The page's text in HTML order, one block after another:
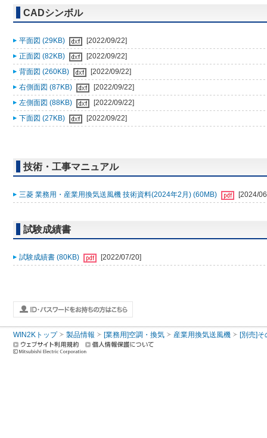
CADシンボル
平面図 (29KB)
[2022/09/22]
正面図 (82KB)
[2022/09/22]
背面図 (260KB)
[2022/09/22]
右側面図 (87KB)
[2022/09/22]
左側面図 (88KB)
[2022/09/22]
下面図 (27KB)
[2022/09/22]
技術・工事マニュアル
三菱 業務用・産業用換気送風機 技術資料(2024年2月) (60MB) [2024/
試験成績書
試験成績書 (80KB) [2022/07/20]
WIN2Kトップ 製品情報 [業務用]空調・換気 産業用換気送風機 [別売]そ